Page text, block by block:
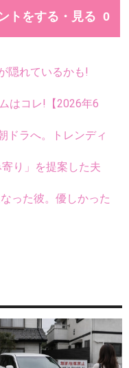
トをする・見る
隠れているかも!
はコレ!【2026年6
ドラへ。トレンディ
り」を提案した夫
った彼。優しかった